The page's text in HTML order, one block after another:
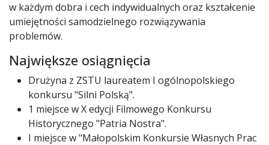
w każdym dobra i cech indywidualnych oraz kształcenie
umiejętności samodzielnego rozwiązywania
problemów.
Największe osiągnięcia
Drużyna z ZSTU laureatem I ogólnopolskiego
konkursu "Silni Polską".
1 miejsce w X edycji Filmowego Konkursu
Historycznego "Patria Nostra".
I miejsce w "Małopolskim Konkursie Własnych Prac